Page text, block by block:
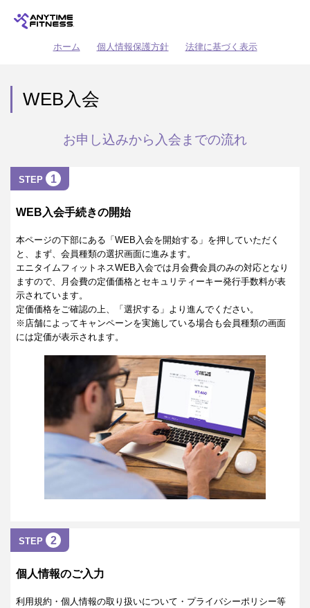
ホーム 個人情報保護方針 法律に基づく表示
WEB入会
お申し込みから入会までの流れ
STEP 1
WEB入会手続きの開始
本ページの下部にある「WEB入会を開始する」を押していただく
と、まず、会員種類の選択画面に進みます。
エニタイムフィットネスWEB入会では月会費会員のみの対応となり
ますので、月会費の定価価格とセキュリティーキー発行手数料が表
示されています。
定価価格をご確認の上、「選択する」より進んでください。
※店舗によってキャンペーンを実施している場合も会員種類の画面
には定価が表示されます。
STEP 2
個人情報のご入力
利用規約・個人情報の取り扱いについて・プライバシーポリシー等